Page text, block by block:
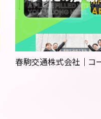
春駒交通株式会社｜コ
Webサイト制作
Webマーケティング
システム開発